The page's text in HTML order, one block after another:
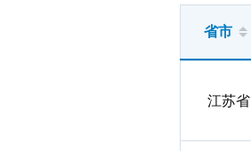
省市
江苏省